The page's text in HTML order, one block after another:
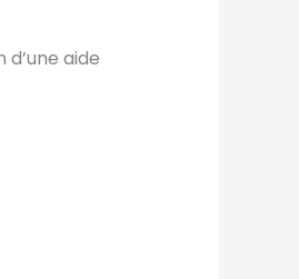
aide